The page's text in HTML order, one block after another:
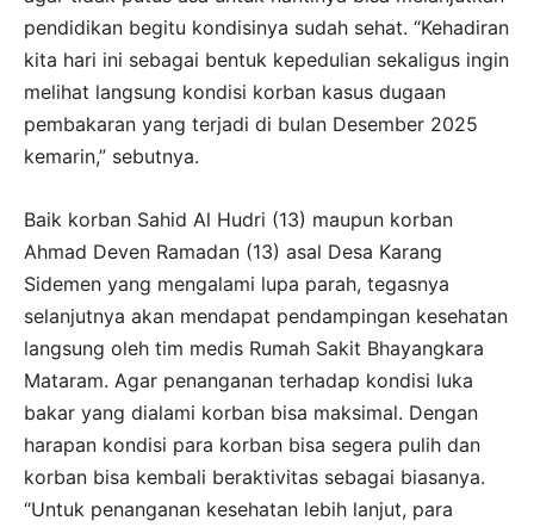
pendidikan begitu kondisinya sudah sehat. “Kehadiran
kita hari ini sebagai bentuk kepedulian sekaligus ingin
melihat langsung kondisi korban kasus dugaan
pembakaran yang terjadi di bulan Desember 2025
kemarin,” sebutnya.
Baik korban Sahid Al Hudri (13) maupun korban
Ahmad Deven Ramadan (13) asal Desa Karang
Sidemen yang mengalami lupa parah, tegasnya
selanjutnya akan mendapat pendampingan kesehatan
langsung oleh tim medis Rumah Sakit Bhayangkara
Mataram. Agar penanganan terhadap kondisi luka
bakar yang dialami korban bisa maksimal. Dengan
harapan kondisi para korban bisa segera pulih dan
korban bisa kembali beraktivitas sebagai biasanya.
“Untuk penanganan kesehatan lebih lanjut, para